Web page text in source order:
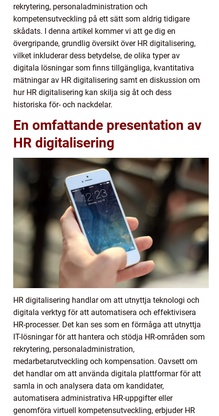
rekrytering, personaladministration och
kompetensutveckling på ett sätt som aldrig tidigare
skådats. I denna artikel kommer vi att ge dig en
övergripande, grundlig översikt över HR digitalisering,
vilket inkluderar dess betydelse, de olika typer av
digitala lösningar som finns tillgängliga, kvantitativa
mätningar av HR digitalisering samt en diskussion om
hur HR digitalisering kan skilja sig åt och dess
historiska för- och nackdelar.
En omfattande presentation av
HR digitalisering
HR digitalisering handlar om att utnyttja teknologi och
digitala verktyg för att automatisera och effektivisera
HR-processer. Det kan ses som en förmåga att utnyttja
IT-lösningar för att hantera och stödja HR-områden som
rekrytering, personaladministration,
medarbetarutveckling och kompensation. Oavsett om
det handlar om att använda digitala plattformar för att
samla in och analysera data om kandidater,
automatisera administrativa HR-uppgifter eller
genomföra virtuell kompetensutveckling, erbjuder HR